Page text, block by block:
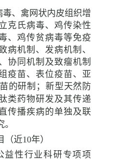
毒、禽网状内皮组织增
克氏病毒、鸡传染性
、鸡传贫病毒等免疫
病机制、发病机制、
协同机制及致瘤机制
疫苗、表位疫苗、亚
的研制；新型天然防
类药物研发及其传递
传播疾病的单独及联
（近10年）
益性行业科研专项项